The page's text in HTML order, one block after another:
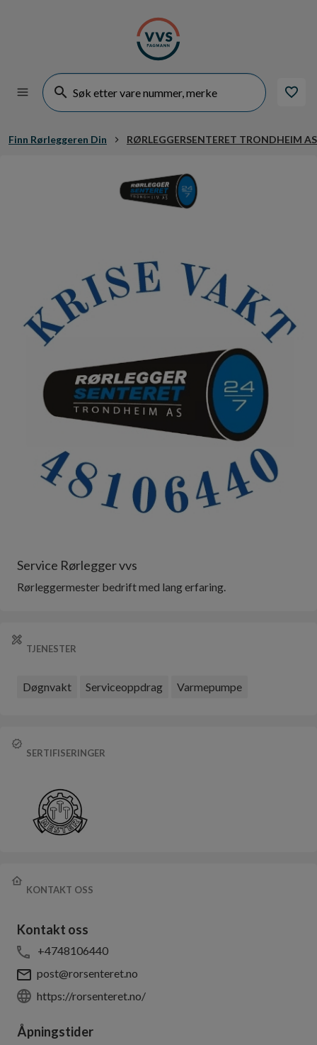
Finn Rørleggeren Din RØRLEGGERSENTERET TRONDHEIM AS
Service Rørlegger vvs
Rørleggermester bedrift med lang erfaring.
TJENESTER
Døgnvakt Serviceoppdrag Varmepumpe
SERTIFISERINGER
KONTAKT OSS
Kontakt oss
+4748106440
post@rorsenteret.no
https://rorsenteret.no/
Åpningstider